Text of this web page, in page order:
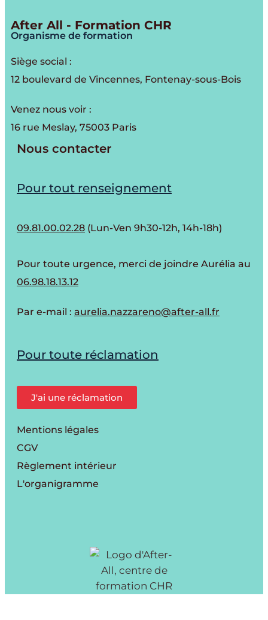
After All - Formation CHR
Organisme de formation
Siège social :
12 boulevard de Vincennes, Fontenay-sous-Bois
Venez nous voir :
16 rue Meslay, 75003 Paris
Nous contacter
Pour tout renseignement
09.81.00.02.28 (Lun-Ven 9h30-12h, 14h-18h)
Pour toute urgence, merci de joindre Aurélia au
06.98.18.13.12
Par e-mail : aurelia.nazzareno@after-all.fr
Pour toute réclamation
J'ai une réclamation
Mentions légales
CGV
Règlement intérieur
L'organigramme